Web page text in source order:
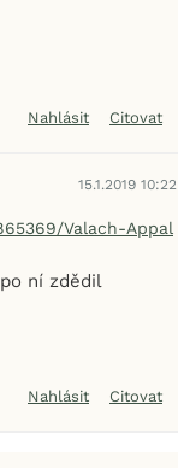
Nahlásit Citovat
15.1.2019 10:22
Valach-Appal
ní zdědil
Nahlásit Citovat